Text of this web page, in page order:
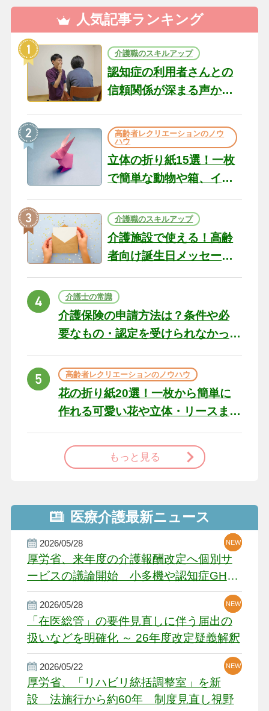
人気記事ランキング
介護職のスキルアップ
認知症の利用者さんとの
信頼関係が深まる声かけ
の現場から（22）
高齢者レクリエーションのノウ
ハウ
立体の折り紙15選！一枚
で簡単な動物や箱、イン
介護職のスキルアップ
介護施設で使える！高齢
者向け誕生日メッセージ
ト
介護士の常識
介護保険の申請方法は？条件や必
要なもの・認定を受けられなかっ
高齢者レクリエーションのノウハウ
花の折り紙20選！一枚から簡単に
作れる可愛い花や立体・リースま
もっと見る
医療介護最新ニュース
2026/05/28
厚労省、来年度の介護報酬改定へ個別サ
ービスの議論開始 小多機や認知症GH、
厳しい経営環境に危機感
NEW
NEW
NEW
2026/05/28
「在医総管」の要件見直しに伴う届出の
扱いなどを明確化 ～ 26年度改定疑義解釈
NEW
NEW
2026/05/22
厚労省、「リハビリ統括調整室」を新
設 法施行から約60年 制度見直し視野
NEW